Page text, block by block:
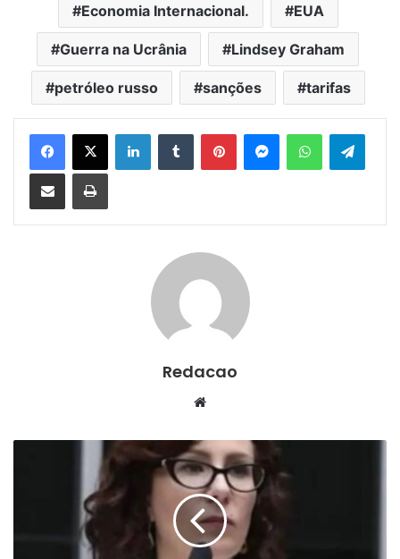
Economia Internacional. EUA
Guerra na Ucrânia Lindsey Graham
petróleo russo sanções tarifas
Redacao
te